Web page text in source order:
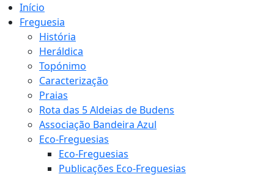
Início
Freguesia
História
Heráldica
Topónimo
Caracterização
Praias
Rota das 5 Aldeias de Budens
Associação Bandeira Azul
Eco-Freguesias
Eco-Freguesias
Publicações Eco-Freguesias